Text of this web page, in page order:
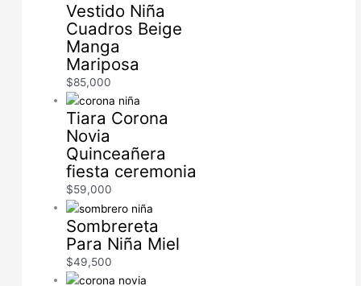
Vestido Niña
Cuadros Beige
Manga
Mariposa
$85,000
Tiara Corona
Novia
Quinceañera
fiesta ceremonia
$59,000
Sombrereta
Para Niña Miel
$49,500